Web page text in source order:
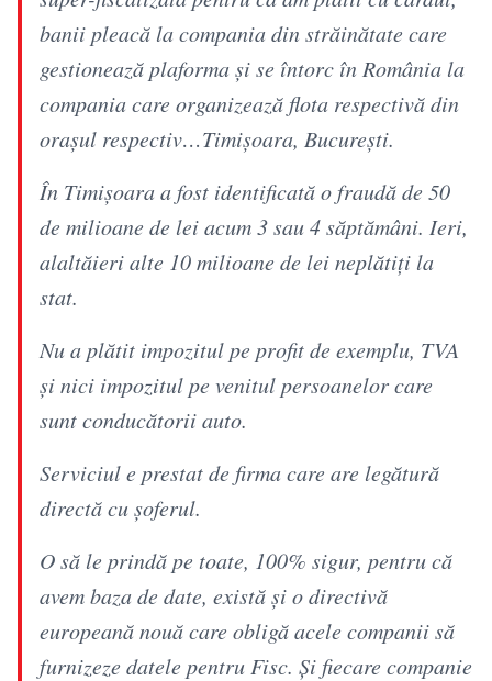
banii pleacă la compania din străinătate care
gestionează plaforma și se întorc în România la
compania care organizează flota respectivă din
orașul respectiv…Timișoara, București.
În Timișoara a fost identificată o fraudă de 50
de milioane de lei acum 3 sau 4 săptămâni. Ieri,
alaltăieri alte 10 milioane de lei neplătiți la
stat.
Nu a plătit impozitul pe profit de exemplu, TVA
și nici impozitul pe venitul persoanelor care
sunt conducătorii auto.
Serviciul e prestat de firma care are legătură
directă cu șoferul.
O să le prindă pe toate, 100% sigur, pentru că
avem baza de date, există și o directivă
europeană nouă care obligă acele companii să
furnizeze datele pentru Fisc. Și fiecare companie